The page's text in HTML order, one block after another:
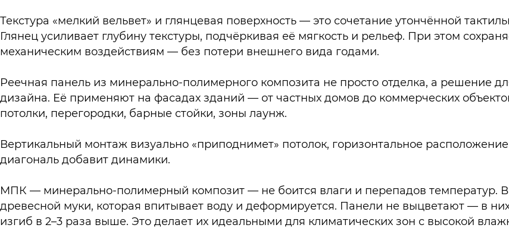
Текстура «мелкий вельвет» и глянцевая поверхность — это сочетание утончённой
Глянец усиливает глубину текстуры, подчёркивая её мягкость и рельеф. При этом
механическим воздействиям — без потери внешнего вида годами.
Реечная панель из минерально-полимерного композита не просто отделка, а решение
дизайна. Её применяют на фасадах зданий — от частных домов до коммерческих
потолки, перегородки, барные стойки, зоны лаунж.
Вертикальный монтаж визуально «приподнимет» потолок, горизонтальное
диагональ добавит динамики.
МПК — минерально-полимерный композит — не боится влаги и перепадов температур. В
древесной муки, которая впитывает воду и деформируется. Панели не выцветают — в них
изгиб в 2–3 раза выше. Это делает их идеальными для климатических зон с высокой